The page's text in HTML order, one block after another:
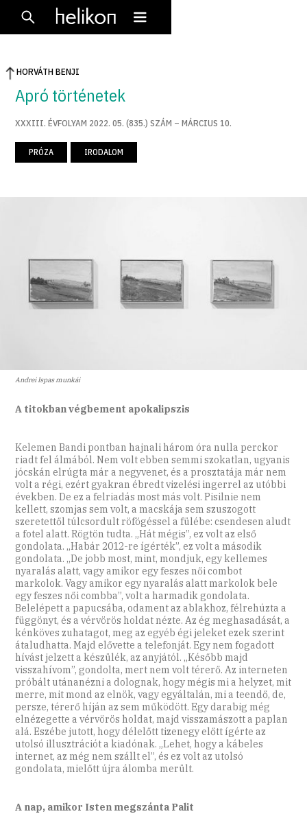
HORVÁTH BENJI
Apró történetek
XXXIII. ÉVFOLYAM 2022. 05. (835.) SZÁM – MÁRCIUS 10.
PRÓZA IRODALOM
Andrei Ispas munkái
A titokban végbement apokalipszis
Kelemen Bandi pontban hajnali három óra nulla perckor
riadt fel álmából. Nem volt ebben semmi szokatlan, ugyanis
jócskán elrúgta már a negyvenet, és a prosztatája már nem
volt a régi, ezért gyakran ébredt vizelési ingerrel az utóbbi
években. De ez a felriadás most más volt. Pisilnie nem
kellett, szomjas sem volt, a macskája sem szuszogott
szeretettől túlcsordult röfögéssel a fülébe: csendesen aludt
a fotel alatt. Rögtön tudta. „Hát mégis”, ez volt az első
gondolata. „Habár 2012-re ígérték”, ez volt a második
gondolata. „De jobb most, mint, mondjuk, egy kellemes
nyaralás alatt, vagy amikor egy feszes női combot
markolok. Vagy amikor egy nyaralás alatt markolok bele
egy feszes női combba”, volt a harmadik gondolata.
Belelépett a papucsába, odament az ablakhoz, félrehúzta a
függönyt, és a vérvörös holdat nézte. Az ég meghasadását, a
kénköves zuhatagot, meg az egyéb égi jeleket ezek szerint
átaludhatta. Majd elővette a telefonját. Egy nem fogadott
hívást jelzett a készülék, az anyjától. „Később majd
visszahívom”, gondolta, mert nem volt térerő. Az interneten
próbált utánanézni a dolognak, hogy mégis mi a helyzet, mit
merre, mit mond az elnök, vagy egyáltalán, mi a teendő, de,
persze, térerő híján az sem működött. Egy darabig még
elnézegette a vérvörös holdat, majd visszamászott a paplan
alá. Eszébe jutott, hogy délelőtt tizenegy előtt ígérte az
utolsó illusztrációt a kiadónak. „Lehet, hogy a kábeles
internet, az még nem szállt el”, és ez volt az utolsó
gondolata, mielőtt újra álomba merült.
A nap, amikor Isten megszánta Palit